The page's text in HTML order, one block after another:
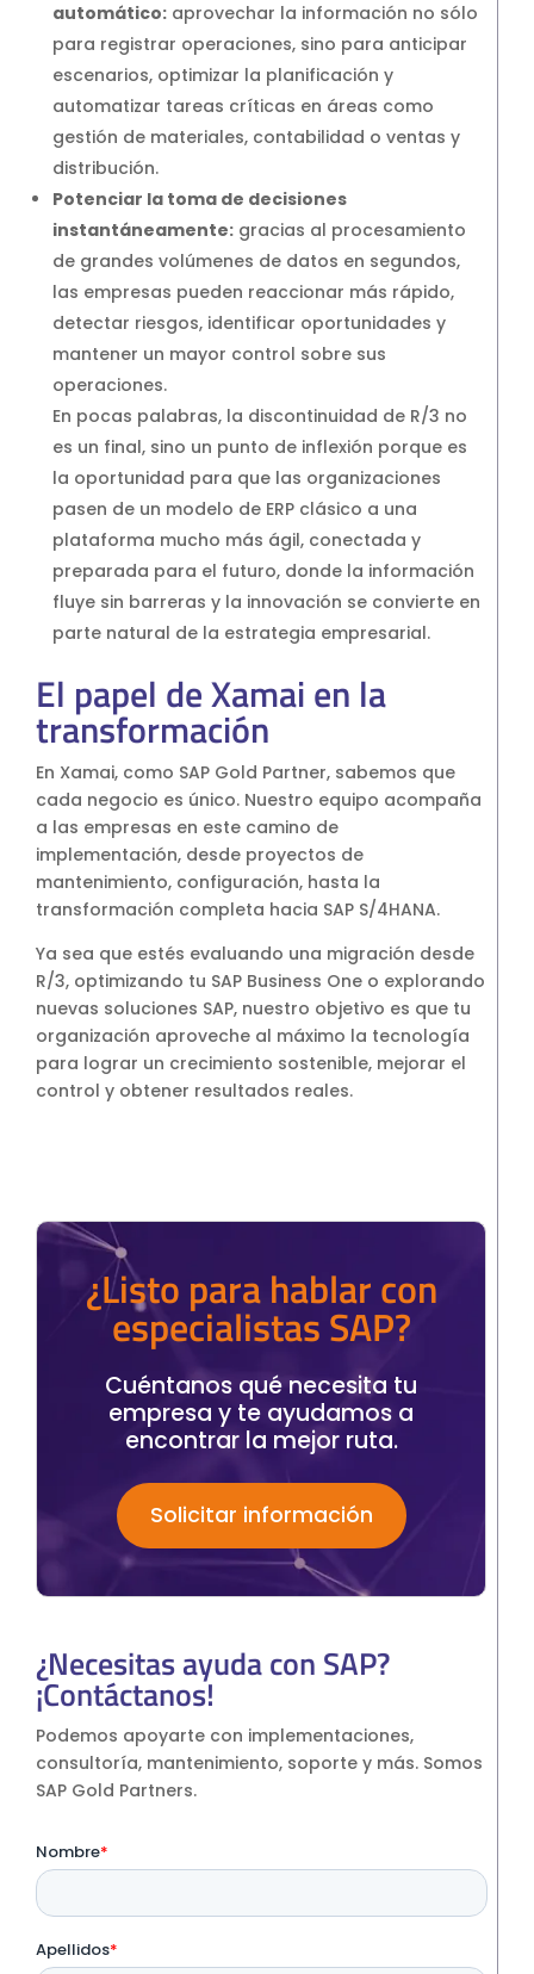
automático: aprovechar la información no sólo
para registrar operaciones, sino para anticipar
escenarios, optimizar la planificación y
automatizar tareas críticas en áreas como
gestión de materiales, contabilidad o ventas y
distribución.
Potenciar la toma de decisiones
instantáneamente: gracias al procesamiento
de grandes volúmenes de datos en segundos,
las empresas pueden reaccionar más rápido,
detectar riesgos, identificar oportunidades y
mantener un mayor control sobre sus
operaciones.
En pocas palabras, la discontinuidad de R/3 no
es un final, sino un punto de inflexión porque es
la oportunidad para que las organizaciones
pasen de un modelo de ERP clásico a una
plataforma mucho más ágil, conectada y
preparada para el futuro, donde la información
fluye sin barreras y la innovación se convierte en
parte natural de la estrategia empresarial.
El papel de Xamai en la
transformación
En Xamai, como SAP Gold Partner, sabemos que
cada negocio es único. Nuestro equipo acompaña
a las empresas en este camino de
implementación, desde proyectos de
mantenimiento, configuración, hasta la
transformación completa hacia SAP S/4HANA.
Ya sea que estés evaluando una migración desde
R/3, optimizando tu SAP Business One o explorando
nuevas soluciones SAP, nuestro objetivo es que tu
organización aproveche al máximo la tecnología
para lograr un crecimiento sostenible, mejorar el
control y obtener resultados reales.
¿Listo para hablar con
especialistas SAP?
Cuéntanos qué necesita tu
empresa y te ayudamos a
encontrar la mejor ruta.
Solicitar información
¿Necesitas ayuda con SAP?
¡Contáctanos!
Podemos apoyarte con implementaciones,
consultoría, mantenimiento, soporte y más. Somos
SAP Gold Partners.